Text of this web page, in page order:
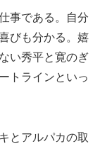
事である。自分
びも分かる。嬉
い秀平と寛のぎ
トラインといっ
とアルパカの取